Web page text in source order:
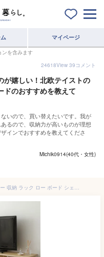
マイページ
ンを含みます
24618View 39コメント
が嬉しい！北欧テイストの
ドのおすすめを教えて
いので、買い替えたいです。我が
るので、収納力が高いものが理想
インでおすすめを教えてくださ
Michik0914(40代・女性)
テレビ台 伸縮 ディスプレイ AV コーナー 収納 ラック ロー ボード シェルフ 木製 頑丈 シンプル モダン ナチュラル 幅105cm 〜 幅210cm 伸長 65 型 インチ TV 対応 送料無料！